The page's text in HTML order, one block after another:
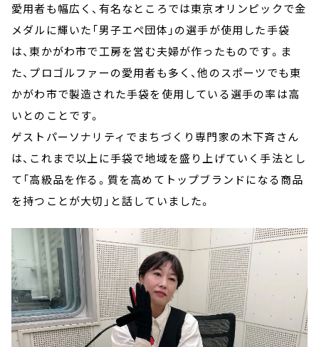
愛用者も幅広く、有名なところでは東京オリンピックで金
メダルに輝いた「男子エペ団体」の選手が使用した手袋
は、東かがわ市で工房を営む夫婦が作ったものです。ま
た、プロゴルファーの愛用者も多く、他のスポーツでも東
かがわ市で製造された手袋を使用している選手の率は高
いとのことです。
ゲストパーソナリティでまちづくり専門家の木下斉さん
は、これまで以上に手袋で地域を盛り上げていく手法とし
て「高級品を作る。質を高めてトップブランドになる商品
を持つことが大切」と話していました。